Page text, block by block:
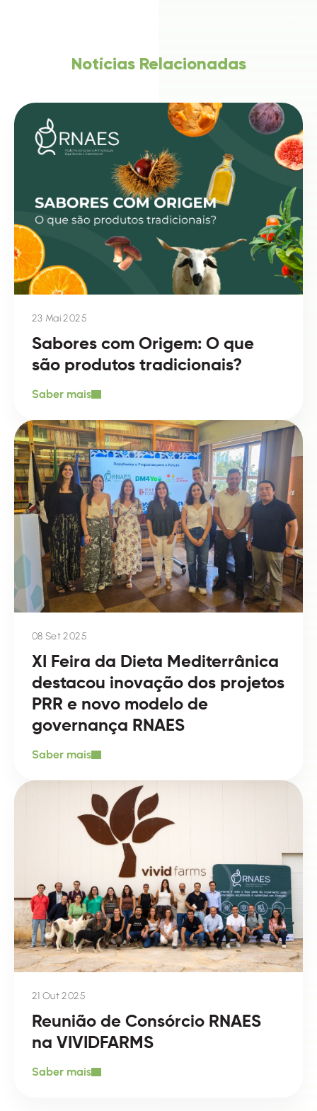
Notícias Relacionadas
23 Mai 2025
Sabores com Origem: O que
são produtos tradicionais?
Saber mais
08 Set 2025
XI Feira da Dieta Mediterrânica
destacou inovação dos projetos
PRR e novo modelo de
governança RNAES
Saber mais
21 Out 2025
Reunião de Consórcio RNAES
na VIVIDFARMS
Saber mais